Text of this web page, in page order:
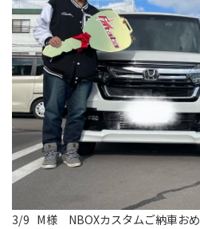
3/9 M様 NBOXカスタムご納車おめ